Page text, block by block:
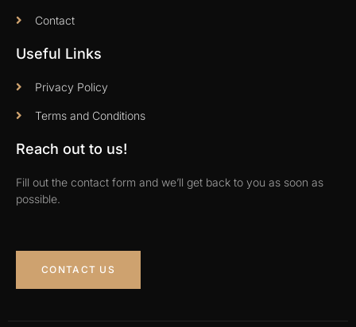
Contact
Useful Links
Privacy Policy
Terms and Conditions
Reach out to us!
Fill out the contact form and we’ll get back to you as soon as
possible.
CONTACT US